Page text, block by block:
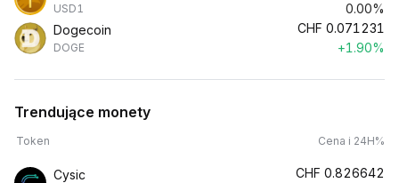
USD1
0.00%
Dogecoin
DOGE
CHF 0.071231
+1.90%
Trendujące monety
Token Cena i 24H%
Cysic CHF 0.826642